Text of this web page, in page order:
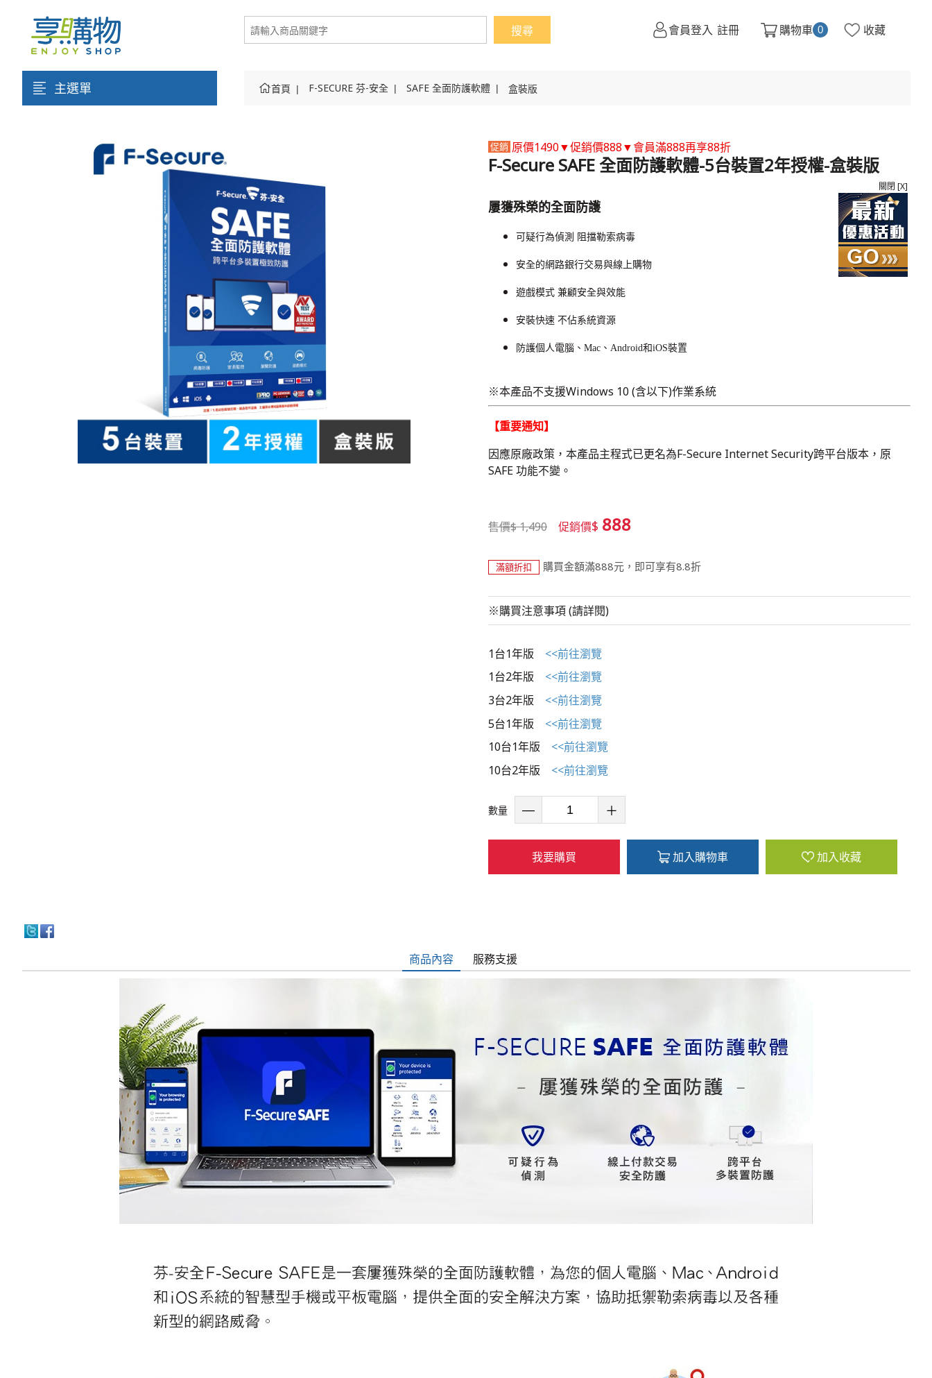
會員登入 註冊 購物車 0 收藏
主選單 首頁 F-SECURE 芬-安全 SAFE 全面防護軟體 盒裝版
原價1490▼促銷價888▼會員滿888再享88折
F-Secure SAFE 全面防護軟體-5台裝置2年授權-盒裝版
屢獲殊榮的全面防護
可疑行為偵測 阻擋勒索病毒
安全的網路銀行交易與線上購物
遊戲模式 兼顧安全與效能
安裝快速 不佔系統資源
防護個人電腦、Mac、Android和iOS裝置
※本產品不支援Windows 10 (含以下)作業系統
【重要通知】
因應原廠政策，本產品主程式已更名為F-Secure Internet Security跨平台版本，原
SAFE 功能不變。
售價$1,490 促銷價$ 888
滿額折扣 購買金額滿888元，即可享有8.8折
※購買注意事項 (請詳閱)
1台1年版 <<前往瀏覽
1台2年版 <<前往瀏覽
3台2年版 <<前往瀏覽
5台1年版 <<前往瀏覽
10台1年版 <<前往瀏覽
10台2年版 <<前往瀏覽
數量
我要購買 加入購物車 加入收藏
商品內容 服務支援
關閉 [X]